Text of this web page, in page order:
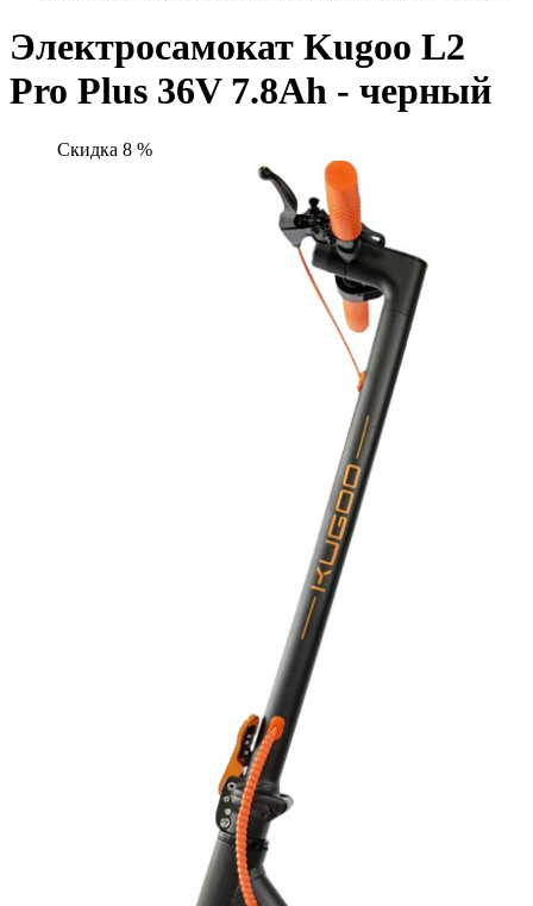
Электросамокат Kugoo L2
Pro Plus 36V 7.8Ah - черный
Скидка 8 %